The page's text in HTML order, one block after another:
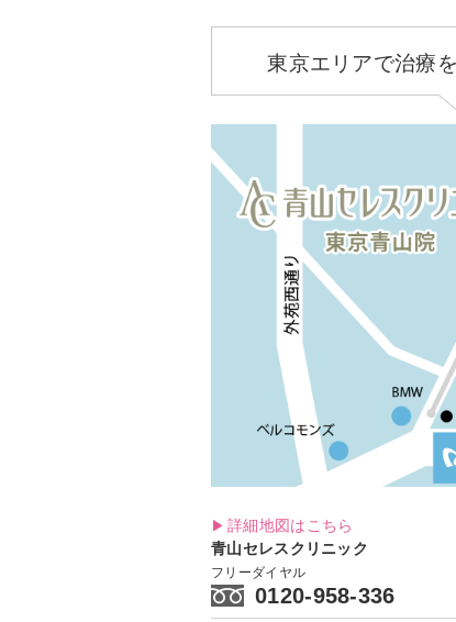
東京エリアで治療
詳細地図はこちら
青山セレスクリニック
フリーダイヤル
0120-958-336